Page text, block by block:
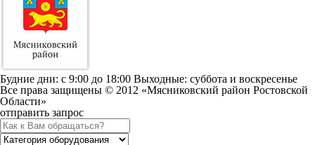
Будние дни: c 9:00 до 18:00 Выходные: суббота и воскресенье
Все права защищены © 2012 «Мясниковский район Ростовской
Области»
отправить запрос